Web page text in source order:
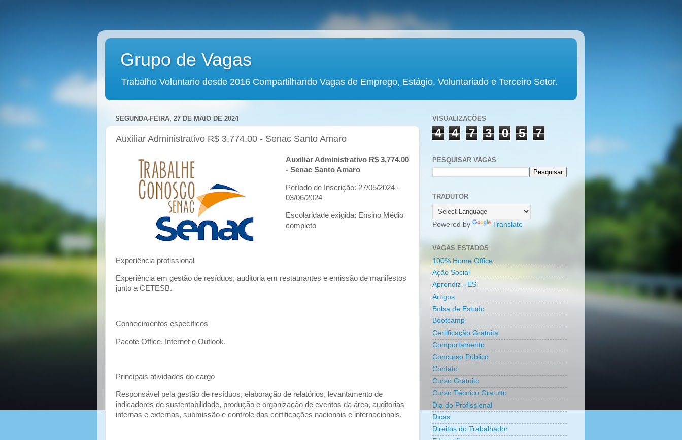
Grupo de Vagas
Trabalho Voluntario desde 2016 Compartilhando Vagas de Emprego, Estágio, Voluntariado e Terceiro Setor.
SEGUNDA-FEIRA, 27 DE MAIO DE 2024
Auxiliar Administrativo R$ 3,774.00 - Senac Santo Amaro
Auxiliar Administrativo R$ 3,774.00
- Senac Santo Amaro
Período de Inscrição: 27/05/2024 -
03/06/2024
Escolaridade exigida: Ensino Médio
completo
Experiência profissional
Experiência em gestão de resíduos, auditoria em restaurantes e emissão de manifestos
junto a CETESB.
Conhecimentos específicos
Pacote Office, Internet e Outlook.
Principais atividades do cargo
Responsável pela gestão de resíduos, elaboração de relatórios, levantamento de
indicadores de sustentabilidade, produção e organização de eventos da área, auditorias
internas e externas, submissão e controle das certificações nacionais e internacionais.
VISUALIZAÇÕES
4 4 7 3 0 5 7
PESQUISAR VAGAS
TRADUTOR
Powered by Translate
VAGAS ESTADOS
100% Home Office
Ação Social
Aprendiz - ES
Artigos
Bolsa de Estudo
Bootcamp
Certificação Gratuita
Comportamento
Concurso Público
Contato
Curso Gratuito
Curso Técnico Gratuito
Dia do Profissional
Dicas
Direitos do Trabalhador